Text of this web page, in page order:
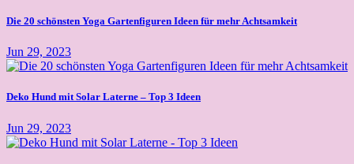
Die 20 schönsten Yoga Gartenfiguren Ideen für mehr Achtsamkeit
Jun 29, 2023
Deko Hund mit Solar Laterne – Top 3 Ideen
Jun 29, 2023